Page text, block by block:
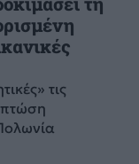
τις
πτώση